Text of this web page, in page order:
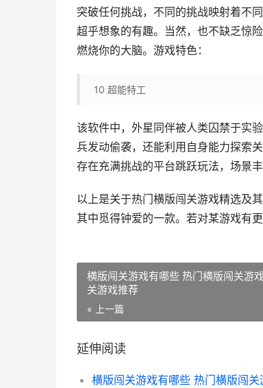
突破任何挑战，不同的挑战映射着不
超乎想象的有趣。当然，也不缺乏惊
燃烧你的大脑。游戏特色：
10 超能特工
该软件中，外星同伴被人类囚禁于实
兵发动偷袭，还能利用自身能力探索
存在充满挑战的平台跳跃玩法，场景
以上是关于热门横版闯关游戏精选及
其中觅得钟爱的一款。若对某游戏有
横版闯关游戏有哪些 热门横版闯关游
关游戏推荐
« 上一篇
延伸阅读